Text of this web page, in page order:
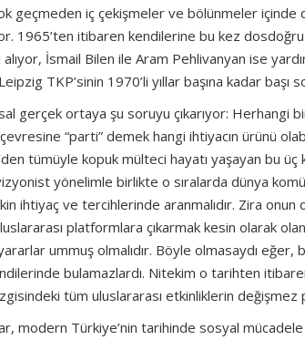
geçmeden iç çekişmeler ve bölünmeler içinde
1965’ten itibaren kendilerine bu kez
alıyor, İsmail Bilen ile Aram Pehlivanyan ise
Leipzig TKP’sinin 1970’li yıllar başına kadar başı
gerçek ortaya şu soruyu çıkarıyor: Herhangi
“parti” demek hangi ihtiyacın ürünü
tümüyle kopuk mülteci hayatı yaşayan bu üç
yönelimle birlikte o sıralarda dünya
ihtiyaç ve tercihlerinde aranmalıdır. Zira
platformlara çıkarmak kesin olarak
ummuş olmalıdır. Böyle olmasaydı
bulamazlardı. Nitekim o tarihten
tüm uluslararası etkinliklerin
modern Türkiye’nin tarihinde sosyal